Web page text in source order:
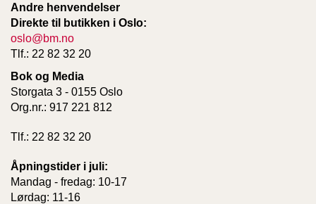
Andre henvendelser
Direkte til butikken i Oslo:
oslo@bm.no
Tlf.: 22 82 32 20
Bok og Media
Storgata 3 - 0155 Oslo
Org.nr.: 917 221 812
Tlf.: 22 82 32 20
Åpningstider i juli:
Mandag - fredag: 10-17
Lørdag: 11-16